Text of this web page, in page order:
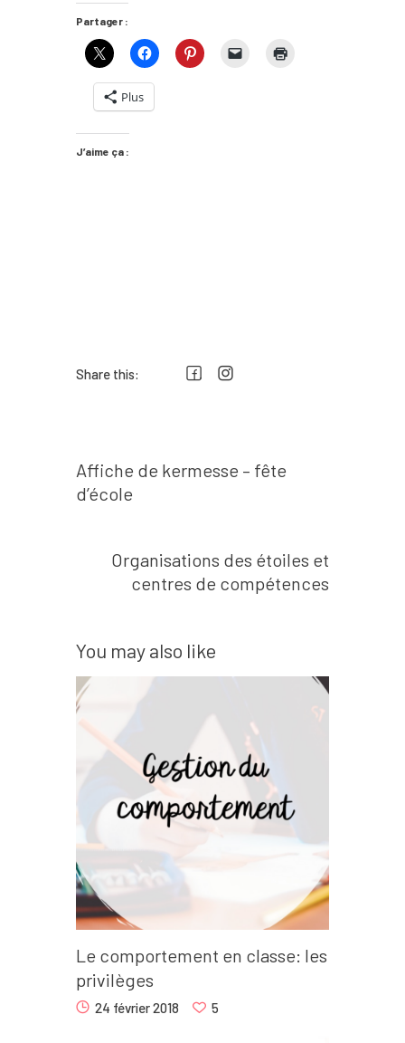
Partager :
Plus
J’aime ça :
Share this:
de
l’article
Affiche de kermesse – fête
d’école
Organisations des étoiles et
centres de compétences
You may also like
Le comportement en classe: les
privilèges
24 février 2018 5